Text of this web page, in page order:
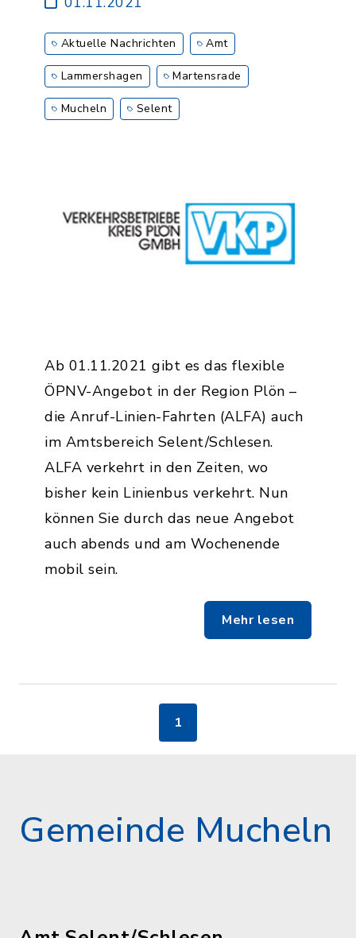
Aktuelle Nachrichten Amt
Lammershagen Martensrade
Mucheln Selent
Ab 01.11.2021 gibt es das flexible
ÖPNV-Angebot in der Region Plön –
die Anruf-Linien-Fahrten (ALFA) auch
im Amtsbereich Selent/Schlesen.
ALFA verkehrt in den Zeiten, wo
bisher kein Linienbus verkehrt. Nun
können Sie durch das neue Angebot
auch abends und am Wochenende
mobil sein.
Mehr lesen
1
Gemeinde Mucheln